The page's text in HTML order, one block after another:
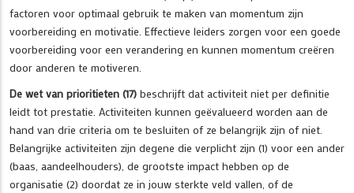
factoren voor optimaal gebruik te maken van momentum zijn
voorbereiding en motivatie. Effectieve leiders zorgen voor een goede
voorbereiding voor een verandering en kunnen momentum creëren
door anderen te motiveren.
De wet van prioritieten (17) beschrijft dat activiteit niet per definitie
leidt tot prestatie. Activiteiten kunnen geëvalueerd worden aan de
hand van drie criteria om te besluiten of ze belangrijk zijn of niet.
Belangrijke activiteiten zijn degene die verplicht zijn (1) voor een ander
(baas, aandeelhouders), de grootste impact hebben op de
organisatie (2) doordat ze in jouw sterkte veld vallen, of de